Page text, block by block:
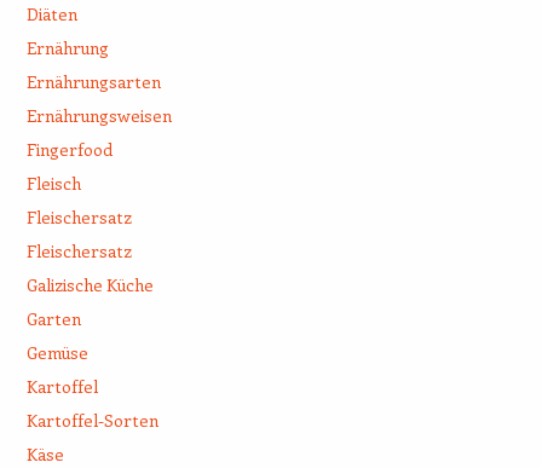
Diäten
Ernährung
Ernährungsarten
Ernährungsweisen
Fingerfood
Fleisch
Fleischersatz
Fleischersatz
Galizische Küche
Garten
Gemüse
Kartoffel
Kartoffel-Sorten
Käse